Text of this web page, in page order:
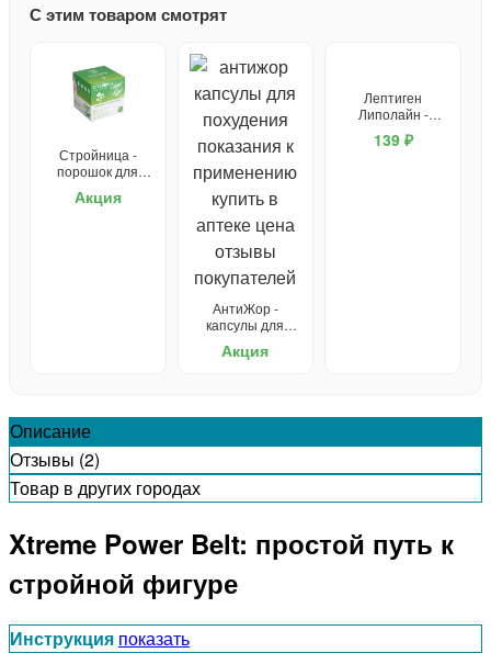
С этим товаром смотрят
Стройница -
порошок для
Акция
АнтиЖор -
капсулы для
Акция
Лептиген
Липолайн -
капсулы для
похудения
139 ₽
Описание
Отзывы (2)
Товар в других городах
Xtreme Power Belt: простой путь к
стройной фигуре
Инструкция показать